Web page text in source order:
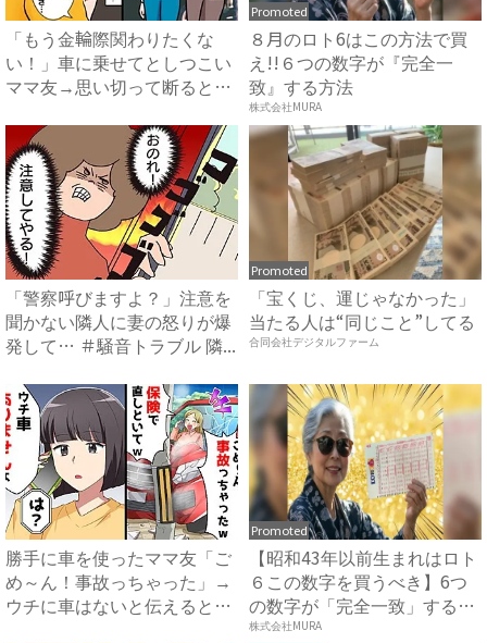
「もう金輪際関わりたくな
い！」車に乗せてとしつこい
ママ友→思い切って断ると…
Promoted
８月のロト6はこの方法で買
え!!６つの数字が『完全一
致』する方法
株式会社MURA
「警察呼びますよ？」注意を
聞かない隣人に妻の怒りが爆
発して… ＃騒音トラブル 隣...
Promoted
「宝くじ、運じゃなかった」
当たる人は“同じこと”してる
合同会社デジタルファーム
勝手に車を使ったママ友「ご
め～ん！事故っちゃった」→
ウチに車はないと伝えると
Promoted
【昭和43年以前生まれはロト
６この数字を買うべき】6つ
の数字が「完全一致」する
方...
株式会社MURA